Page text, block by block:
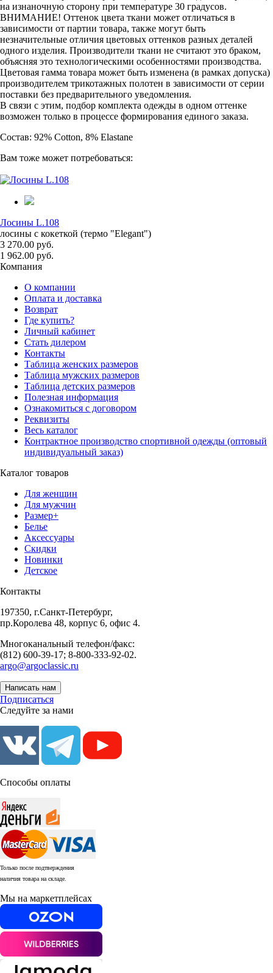
на изнаночную сторону при температуре 30 градусов.
ВНИМАНИЕ! Оттенок цвета ткани может отличаться в
зависимости от партии товара, также могут быть
незначительные отличия цветовых оттенков разных деталей
одного изделия. Производители ткани не считают это браком,
объясняя это технологическими особенностями производства.
Цветовая гамма товара может быть изменена (в рамках допуска)
производителем трикотажных полотен в зависимости от серии
поставки без предварительного уведомления.
В связи с этим, подбор комплекта одежды в одном оттенке
возможен только в процессе формирования единого заказа.
Состав: 92% Cotton, 8% Elastane
Вам тоже может потребоваться:
Лосины L.108
лосины с кокеткой (термо "Elegant")
3 270.00 руб.
1 962.00 руб.
Компания
О компании
Оплата и доставка
Возврат
Где купить?
Личный кабинет
Стать дилером
Контакты
Таблица женских размеров
Таблица мужских размеров
Таблица детских размеров
Полезная информация
Ознакомиться с договором
Реквизиты
Весь каталог
Контрактное производство спортивной одежды (оптовый
индивидуальный заказ)
Каталог товаров
Для женщин
Для мужчин
Размер+
Белье
Аксессуары
Скидки
Новинки
Детское
Контакты
197350, г.Санкт-Петербург,
пр.Королева 48, корпус 6, офис 4.
Многоканальный телефон/факс:
(812) 600-39-17; 8-800-333-92-02.
argo@argoclassic.ru
Написать нам
Подписаться
Следуйте за нами
Способы оплаты
Только после подтверждения
наличия товара на складе.
Мы на маркетплейсах